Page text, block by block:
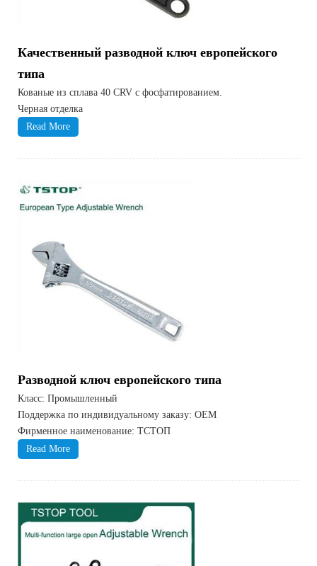
Качественный разводной ключ европейского
типа
Кованые из сплава 40 CRV с фосфатированием.
Черная отделка
Read More
Разводной ключ европейского типа
Класс: Промышленный
Поддержка по индивидуальному заказу: OEM
Фирменное наименование: ТСТОП
Read More